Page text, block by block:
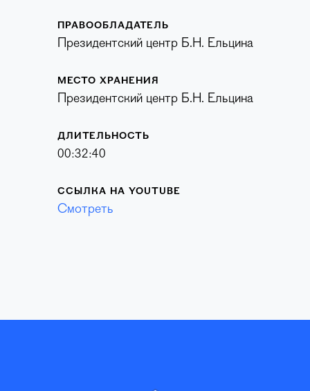
ПРАВООБЛАДАТЕЛЬ
Президентский центр Б.Н. Ельцина
МЕСТО ХРАНЕНИЯ
Президентский центр Б.Н. Ельцина
ДЛИТЕЛЬНОСТЬ
00:32:40
ССЫЛКА НА YOUTUBE
Смотреть